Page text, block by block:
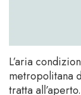
L’aria
metropolitana
tratta